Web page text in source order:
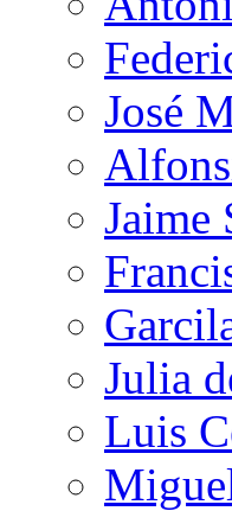
José
Jaime
Julia
Luis